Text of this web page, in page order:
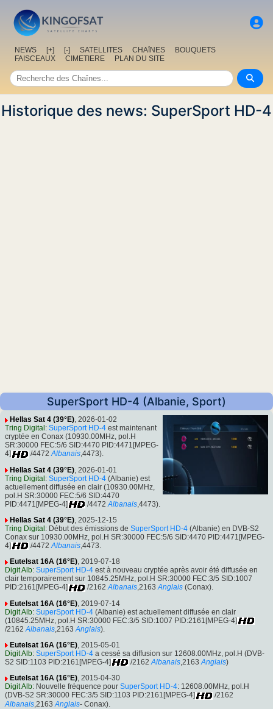
NEWS [+] [-] SATELLITES CHAîNES
BOUQUETS
FAISCEAUX
CIMETIERE PLAN DU SITE
Historique des news: SuperSport HD-4
SuperSport HD-4 (Albanie, Sport)
Hellas Sat 4 (39°E), 2026-01-02
Tring Digital : SuperSport HD-4 est maintenant
cryptée en Conax (10930.00MHz, pol.H
SR:30000 FEC:5/6 SID:4470 PID:4471[MPEG-
4]
/4472 Albanais,4473).
Hellas Sat 4 (39°E) , 2026-01-01
Tring Digital: SuperSport HD-4 (Albanie) est
actuellement diffusée en clair (10930.00MHz,
pol.H SR:30000 FEC:5/6 SID:4470
PID:4471[MPEG-4]
/4472 Albanais ,4473).
Hellas Sat 4 (39°E), 2025-12-15
Tring Digital : Début des émissions de SuperSport HD-4 (Albanie) en DVB-S2
Conax sur 10930.00MHz, pol.H SR:30000 FEC:5/6 SID:4470 PID:4471[MPEG-
4]
/4472 Albanais,4473.
Eutelsat 16A (16°E), 2019-07-18
Digit Alb: SuperSport HD-4 est à nouveau cryptée après avoir été diffusée en
clair temporairement sur 10845.25MHz, pol.H SR:30000 FEC:3/5 SID:1007
PID:2161[MPEG-4]
/2162 Albanais,2163 Anglais (Conax).
Eutelsat 16A (16°E) , 2019-07-14
Digit Alb: SuperSport HD-4 (Albanie) est actuellement diffusée en clair
(10845.25MHz, pol.H SR:30000 FEC:3/5 SID:1007 PID:2161[MPEG-4]
/2162 Albanais,2163 Anglais).
Eutelsat 16A (16°E), 2015-05-01
Digit Alb: SuperSport HD-4 a cessé sa diffusion sur 12608.00MHz, pol.H (DVB-
S2 SID:1103 PID:2161[MPEG-4]
/2162 Albanais,2163 Anglais)
Eutelsat 16A (16°E), 2015-04-30
Digit Alb: Nouvelle fréquence pour SuperSport HD-4: 12608.00MHz, pol.H
(DVB-S2 SR:30000 FEC:3/5 SID:1103 PID:2161[MPEG-4]
/2162
Albanais ,2163 Anglais- Conax).